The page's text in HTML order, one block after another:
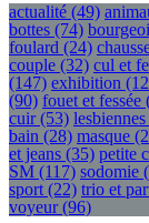
actualité (49)
bottes (74)
foulard (24)
couple (32) cul et
(147) exhibition
(90) fouet et fessée
cuir(53) lesbiennes
bain (28) masque
et jeans (35) petite
SM (117) sodomie
sport (22) trio et
voyeur(96)